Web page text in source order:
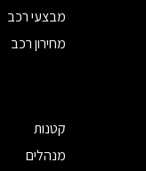
מבצעי רכב
מחירון רכב
קטנות
מנהלים